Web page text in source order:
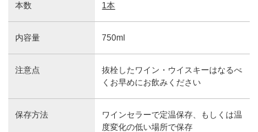
本数 1本
内容量 750ml
注意点
抜栓したワイン・ウイスキーはなるべ
くお早めにお飲みください
保存方法
ワインセラーで定温保存、もしくは温
度変化の低い場所で保存